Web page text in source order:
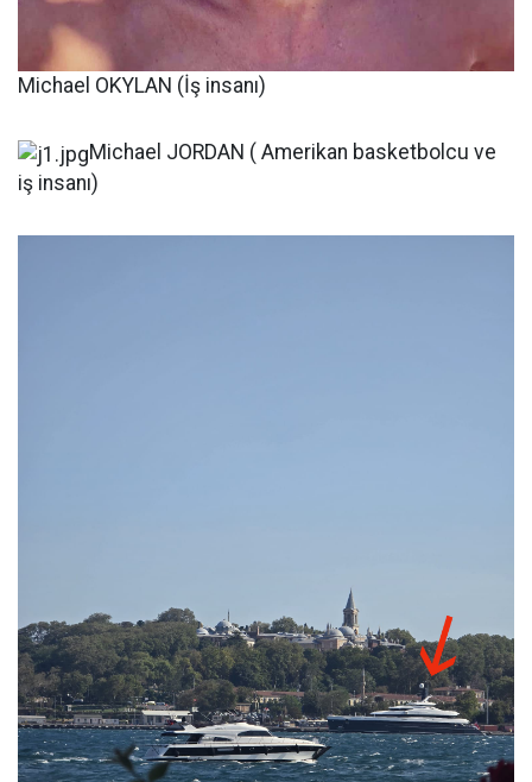
Michael OKYLAN (İş insanı)
Michael JORDAN ( Amerikan basketbolcu ve
iş insanı)